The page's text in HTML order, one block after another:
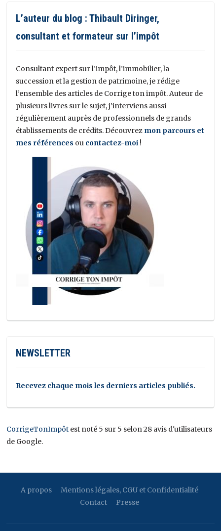
L’auteur du blog : Thibault Diringer,
consultant et formateur sur l’impôt
Consultant expert sur l’impôt, l’immobilier, la
succession et la gestion de patrimoine, je rédige
l’ensemble des articles de Corrige ton impôt. Auteur de
plusieurs livres sur le sujet, j’interviens aussi
régulièrement auprès de professionnels de grands
établissements de crédits. Découvrez mon parcours et
mes références ou contactez-moi !
NEWSLETTER
Recevez chaque mois les derniers articles publiés.
CorrigeTonImpôt est noté 5 sur 5 selon 28 avis d'utilisateurs
de Google.
A propos
Mentions légales, CGU et Confidentialité
Contact
Presse